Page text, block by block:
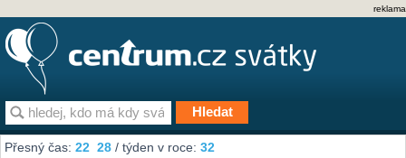
reklama
Přesný čas:22 28 / týden v roce:32